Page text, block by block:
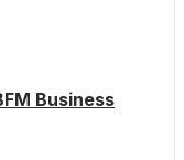
Business